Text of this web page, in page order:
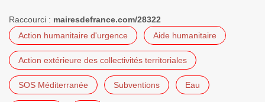
Raccourci : mairesdefrance.com/28322
Action humanitaire d'urgence
Aide humanitaire
Action extérieure des collectivités territoriales
SOS Méditerranée Subventions Eau